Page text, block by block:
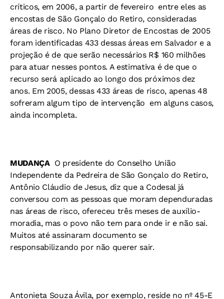
críticos, em 2006, a partir de fevereiro  entre eles as
encostas de São Gonçalo do Retiro, consideradas
áreas de risco. No Plano Diretor de Encostas de 2005
foram identificadas 433 dessas áreas em Salvador e a
projeção é de que serão necessários R$ 160 milhões
para atuar nesses pontos. A estimativa é de que o
recurso será aplicado ao longo dos próximos dez
anos. Em 2005, dessas 433 áreas de risco, apenas 48
sofreram algum tipo de intervenção  em alguns casos,
ainda incompleta.
MUDANÇA  O presidente do Conselho União
Independente da Pedreira de São Gonçalo do Retiro,
Antônio Cláudio de Jesus, diz que a Codesal já
conversou com as pessoas que moram dependuradas
nas áreas de risco, ofereceu três meses de auxílio-
moradia, mas o povo não tem para onde ir e não sai.
Muitos até assinaram documento se
responsabilizando por não querer sair.
Antonieta Souza Ávila, por exemplo, reside no nº 45-E